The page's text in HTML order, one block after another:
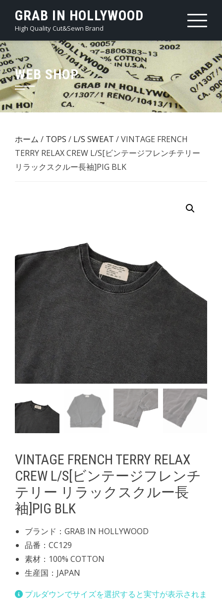
content
GRAB IN HOLLYWOOD
High Quality Cut&Sewn Brand
WEB SHOP
ホーム / TOPS / L/S SWEAT / VINTAGE FRENCH
TERRY RELAX CREW L/S[ビンテージフレンチテリー
リラックスクルー長袖]PIG BLK
VINTAGE FRENCH TERRY RELAX
CREW L/S[ビンテージフレンチ
テリー リラックスクルー長
袖]PIG BLK
ブランド：GRAB IN HOLLYWOOD
品番：CC129
素材：100% COTTON
生産国：JAPAN
プルダウンでサイズを選択すると実寸が表示されま